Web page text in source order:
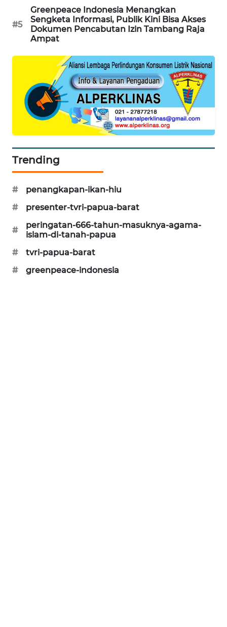
#5
Greenpeace Indonesia Menangkan
Sengketa Informasi, Publik Kini Bisa Akses
Dokumen Pencabutan Izin Tambang Raja
Ampat
Trending
#
penangkapan-ikan-hiu
#
presenter-tvri-papua-barat
#
peringatan-666-tahun-masuknya-agama-
islam-di-tanah-papua
#
tvri-papua-barat
#
greenpeace-indonesia